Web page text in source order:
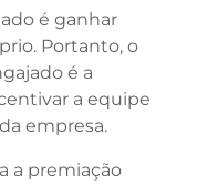
é ganhar
Portanto, o
é a
a equipe
empresa.
a premiação